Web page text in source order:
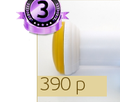
390 р
4400 р
1640 р